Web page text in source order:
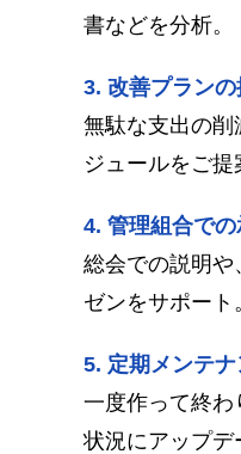
書などを分析。
改善プランの
無駄な支出の削
ジュールをご提
管理組合で
総会での説明や
ゼンをサポート
定期メンテ
一度作って終わ
状況にアップデ